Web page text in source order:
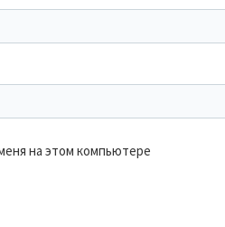
на этом компьютере